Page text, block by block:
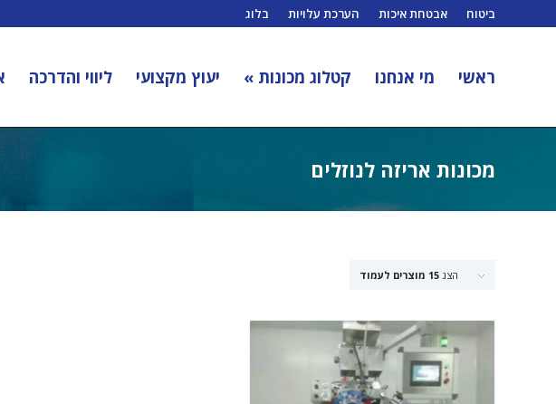
ביטוח אבטחת איכות הערכת עלויות בלוג
ראשי מי אנחנו קטלוג מכונות » יעוץ מקצועי ליווי והדרכה
מכונות אריזה לנוזלים
הצג 15 מוצרים לעמוד